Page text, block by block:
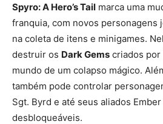
Spyro: A Hero’s Tail marca uma
franquia, com novos personagens
na coleta de itens e minigames.
destruir os Dark Gems criados por
mundo de um colapso mágico.
também pode controlar
Sgt. Byrd e até seus aliados
desbloqueáveis.